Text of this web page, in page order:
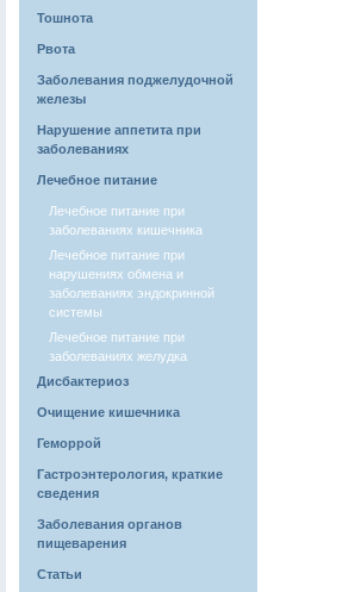
Тошнота
Рвота
Заболевания поджелудочной
железы
Нарушение аппетита при
заболеваниях
Лечебное питание
Лечебное питание при
заболеваниях кишечника
Лечебное питание при
нарушениях обмена и
заболеваниях эндокринной
системы
Лечебное питание при
заболеваниях желудка
Дисбактериоз
Очищение кишечника
Геморрой
Гастроэнтерология, краткие
сведения
Заболевания органов
пищеварения
Статьи